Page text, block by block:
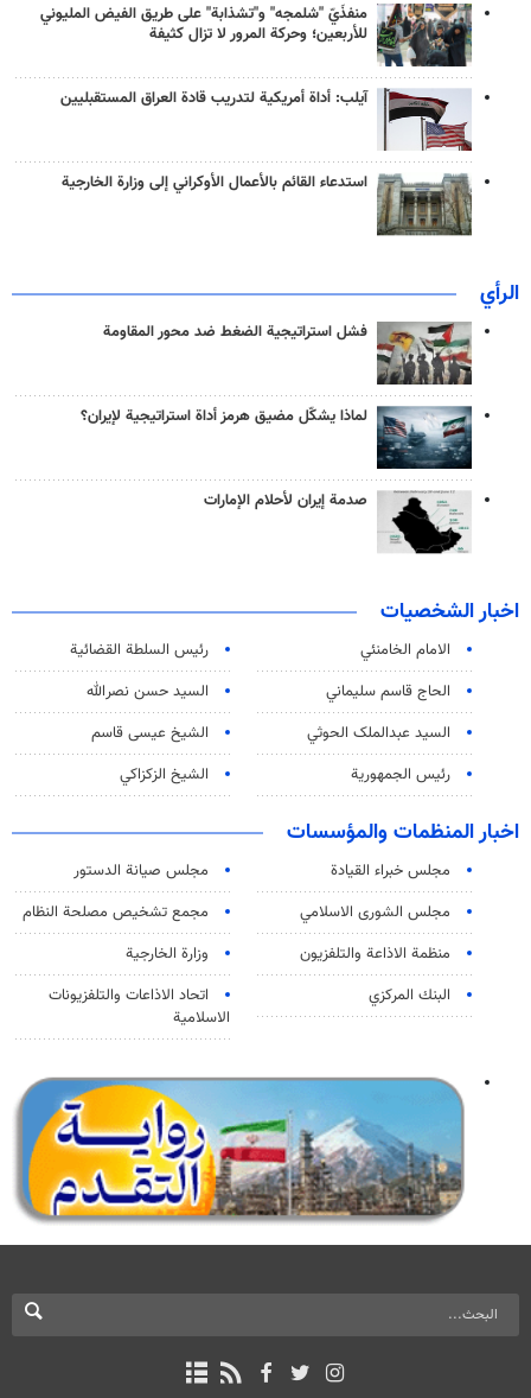
منفذَيّ "شلمجه" و"تشذابة" على طريق الفيض المليوني
للأربعين؛ وحركة المرور لا تزال كثيفة
آيلب: أداة أمريكية لتدريب قادة العراق المستقبليين
استدعاء القائم بالأعمال الأوكراني إلى وزارة الخارجية
الرأي
فشل استراتيجية الضغط ضد محور المقاومة
لماذا يشكّل مضيق هرمز أداة استراتيجية لإيران؟
صدمة إيران لأحلام الإمارات
اخبار الشخصيات
الامام الخامنئي
رئیس السلطة القضائیة
الحاج قاسم سليماني
السيد حسن نصرالله
السید عبدالملک الحوثي
الشيخ عيسى قاسم
رئيس الجمهورية
الشيخ الزكزاكي
اخبار المنظمات والمؤسسات
مجلس خبراء القيادة
مجلس صيانة الدستور
مجلس الشورى الاسلامي
مجمع تشخيص مصلحة النظام
منظمة الاذاعة والتلفزیون
وزارة الخارجية
البنك المركزي
اتحاد الاذاعات والتلفزيونات
الاسلامية